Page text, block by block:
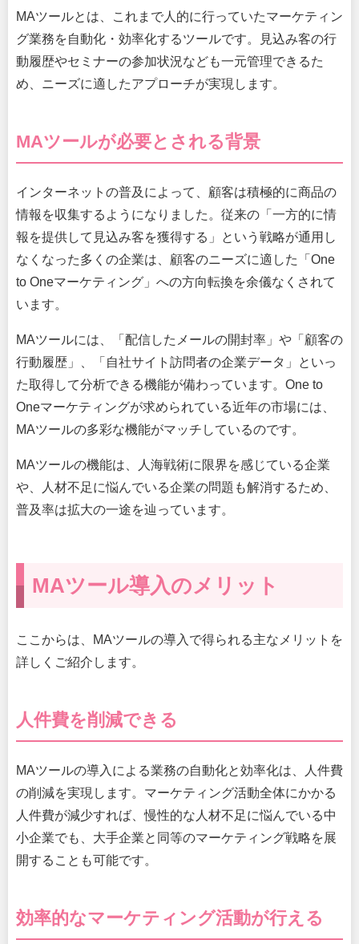
MAツールとは、これまで人的に行っていたマーケティン
グ業務を自動化・効率化するツールです。見込み客の行
動履歴やセミナーの参加状況なども一元管理できるた
め、ニーズに適したアプローチが実現します。
MAツールが必要とされる背景
インターネットの普及によって、顧客は積極的に商品の
情報を収集するようになりました。従来の「一方的に情
報を提供して見込み客を獲得する」という戦略が通用し
なくなった多くの企業は、顧客のニーズに適した「One
to Oneマーケティング」への方向転換を余儀なくされて
います。
MAツールには、「配信したメールの開封率」や「顧客の
行動履歴」、「自社サイト訪問者の企業データ」といっ
た取得して分析できる機能が備わっています。One to
Oneマーケティングが求められている近年の市場には、
MAツールの多彩な機能がマッチしているのです。
MAツールの機能は、人海戦術に限界を感じている企業
や、人材不足に悩んでいる企業の問題も解消するため、
普及率は拡大の一途を辿っています。
MAツール導入のメリット
ここからは、MAツールの導入で得られる主なメリットを
詳しくご紹介します。
人件費を削減できる
MAツールの導入による業務の自動化と効率化は、人件費
の削減を実現します。マーケティング活動全体にかかる
人件費が減少すれば、慢性的な人材不足に悩んでいる中
小企業でも、大手企業と同等のマーケティング戦略を展
開することも可能です。
効率的なマーケティング活動が行える